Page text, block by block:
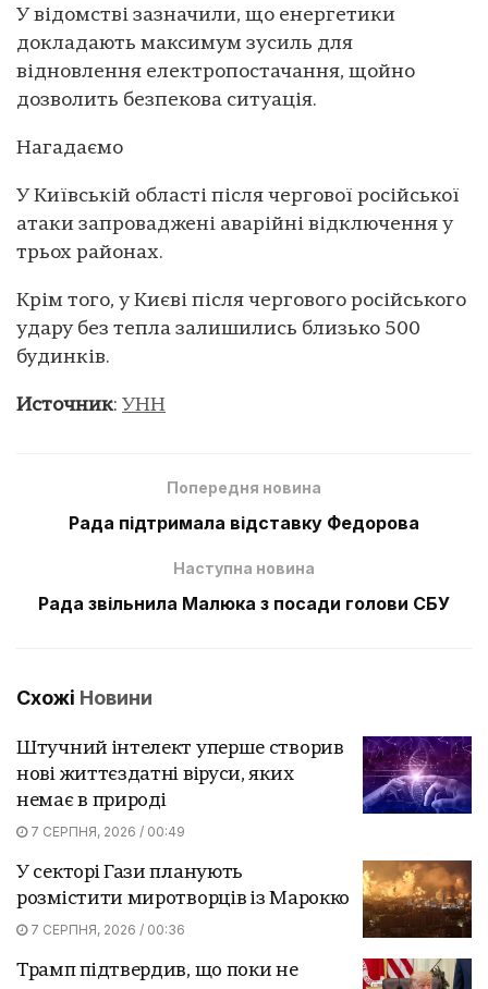
У відомстві зазначили, що енергетики
докладають максимум зусиль для
відновлення електропостачання, щойно
дозволить безпекова ситуація.
Нагадаємо
У Київській області після чергової російської
атаки запроваджені аварійні відключення у
трьох районах.
Крім того, у Києві після чергового російського
удару без тепла залишились близько 500
будинків.
Источник: УНН
Попередня новина
Рада підтримала відставку Федорова
Наступна новина
Рада звільнила Малюка з посади голови СБУ
Схожі Новини
Штучний інтелект уперше створив
нові життєздатні віруси, яких
немає в природі
7 СЕРПНЯ, 2026 / 00:49
У секторі Гази планують
розмістити миротворців із Марокко
7 СЕРПНЯ, 2026 / 00:36
Трамп підтвердив, що поки не